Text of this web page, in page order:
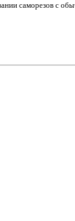
саморезов с